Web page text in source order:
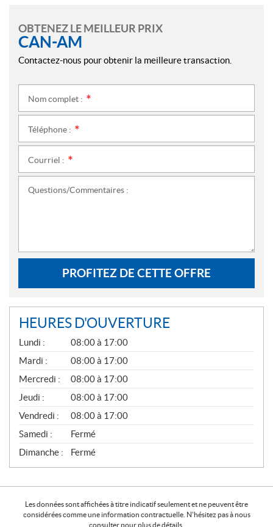
OBTENEZ LE MEILLEUR PRIX
CAN-AM
Contactez-nous pour obtenir la meilleure transaction.
Nom complet :
Téléphone :
Courriel :
Questions/Commentaires :
PROFITEZ DE CETTE OFFRE
HEURES D'OUVERTURE
G
É
N
É
R
A
L
Lundi :
08:00 à 17:00
Mardi :
08:00 à 17:00
Mercredi :
08:00 à 17:00
Jeudi :
08:00 à 17:00
Vendredi :
08:00 à 17:00
Samedi :
Fermé
Dimanche :
Fermé
Les données sont affichées à titre indicatif seulement et ne peuvent être
considérées comme une information contractuelle. N'hésitez pas à nous
consulter pour plus de détails.